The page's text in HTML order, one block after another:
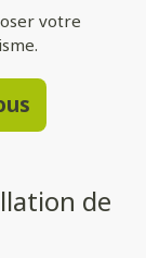
esthétisme.
au sol ou
de
votre
de